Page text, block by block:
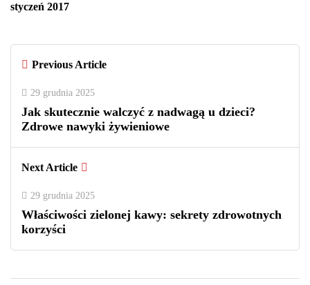
styczeń 2017
Previous Article
29 grudnia 2025
Jak skutecznie walczyć z nadwagą u dzieci?
Zdrowe nawyki żywieniowe
Next Article
29 grudnia 2025
Właściwości zielonej kawy: sekrety zdrowotnych
korzyści